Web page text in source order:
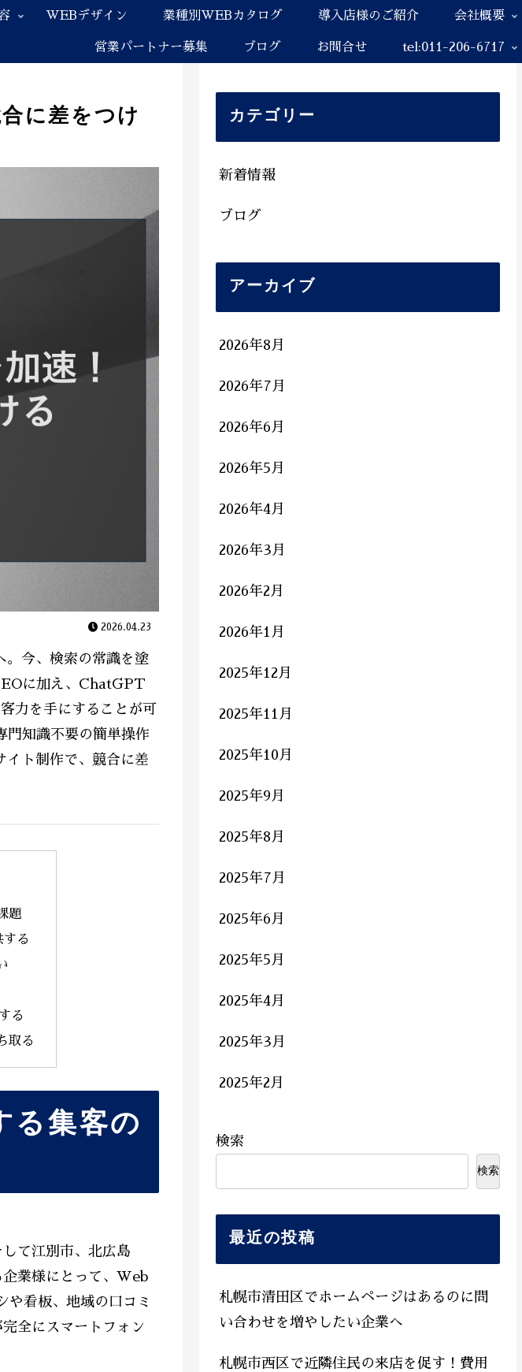
WEBデザイン 業種別WEBカタログ 導入店様のご紹介 会社概要
営業パートナー募集 ブログ お問合せ tel:011-206-6717
に差をつけ
2026.04.23
。今、検索の常識を塗
に加え、ChatGPT
力を手にすることが可
門知識不要の簡単操作
イト制作で、競合に差
題
る
る
取る
る集客の
て江別市、北広島
業様にとって、Web
や看板、地域の口コミ
全にスマートフォン
カテゴリー
新着情報
ブログ
アーカイブ
2026年8月
2026年7月
2026年6月
2026年5月
2026年4月
2026年3月
2026年2月
2026年1月
2025年12月
2025年11月
2025年10月
2025年9月
2025年8月
2025年7月
2025年6月
2025年5月
2025年4月
2025年3月
2025年2月
検索
検索
最近の投稿
札幌市清田区でホームページはあるのに問
い合わせを増やしたい企業へ
札幌市西区で近隣住民の来店を促す！費用